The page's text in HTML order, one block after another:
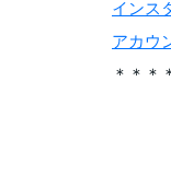
インス
アカウ
＊＊＊